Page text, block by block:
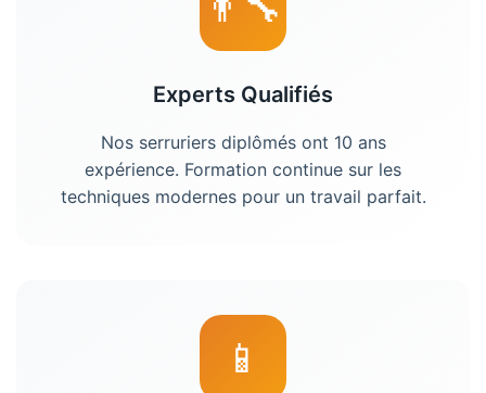
Experts Qualifiés
Nos serruriers diplômés ont 10 ans
expérience. Formation continue sur les
techniques modernes pour un travail parfait.
📱